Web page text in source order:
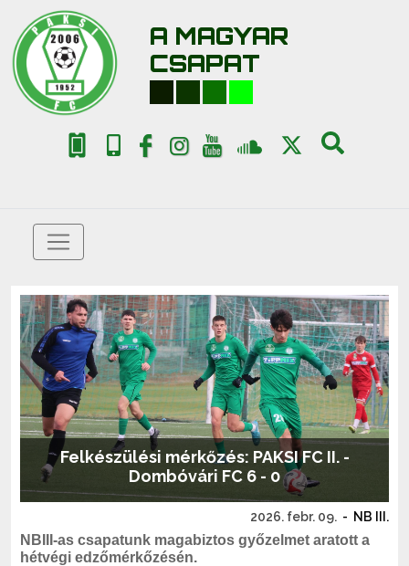
A MAGYAR
CSAPAT
Felkészülési mérkőzés: PAKSI FC II. -
Dombóvári FC 6 - 0
2026. febr. 09. - NB III.
NBIII-as csapatunk magabiztos győzelmet aratott a
hétvégi edzőmérkőzésén.